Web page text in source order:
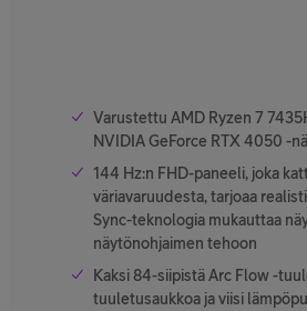
Varustettu AMD Ryzen 7
NVIDIA GeForce RTX 4050 -
144 Hz:n FHD-paneeli, joka
väriavaruudesta, tarjoaa
Sync-teknologia mukauttaa
näytönohjaimen tehoon
Kaksi 84-siipistä Arc Flow -
tuuletusaukkoa ja viisi